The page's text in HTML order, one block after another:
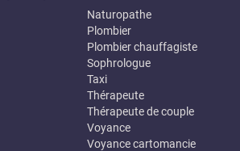
Naturopathe
Plombier
Plombier chauffagiste
Sophrologue
Taxi
Thérapeute
Thérapeute de couple
Voyance
Voyance cartomancie